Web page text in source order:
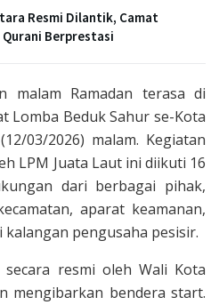
Resmi Dilantik, Camat
Berprestasi
malam Ramadan terasa di
Lomba Beduk Sahur se-Kota
03/2026) malam. Kegiatan
LPM Juata Laut ini diikuti 16
dari berbagai pihak,
aparat keamanan,
pengusaha pesisir.
resmi oleh Wali Kota
mengibarkan bendera start.